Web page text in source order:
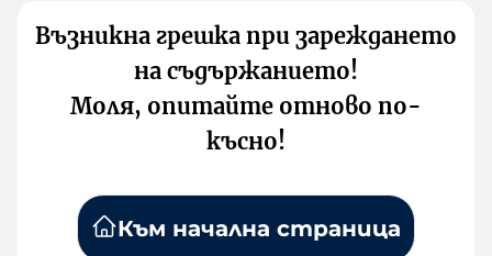
Възникна грешка при зареждането
на съдържанието!
Моля, опитайте отново по-
късно!
Към начална страница